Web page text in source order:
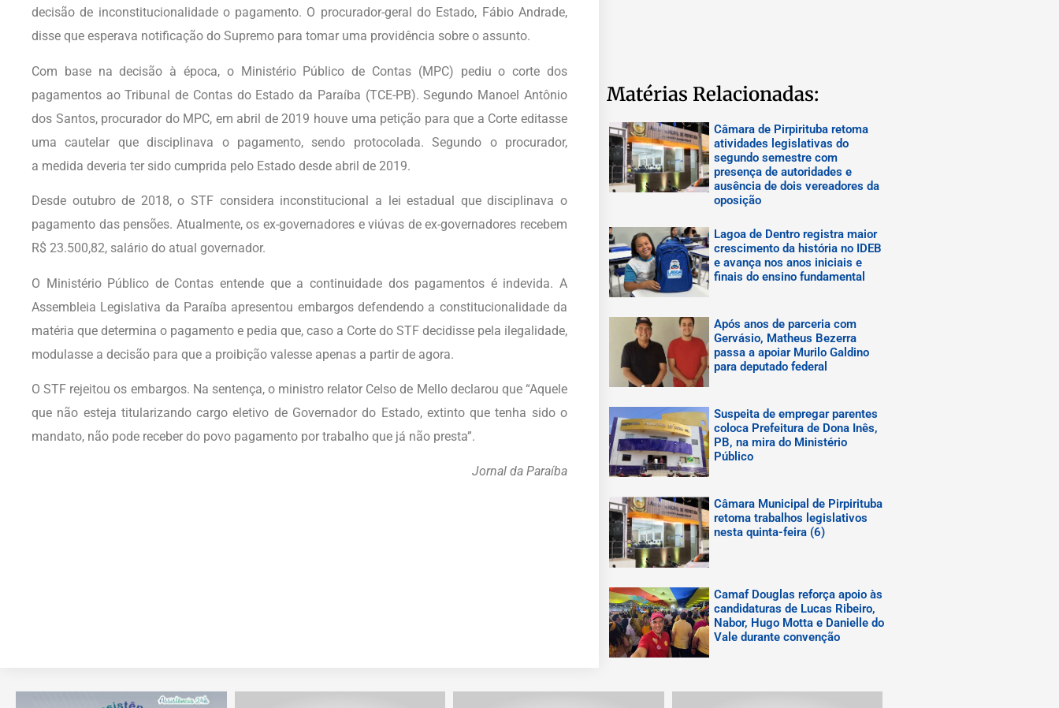
decisão de inconstitucionalidade o pagamento. O procurador-geral do Estado, Fábio Andrade,
disse que esperava notificação do Supremo para tomar uma providência sobre o assunto.
Com base na decisão à época, o Ministério Público de Contas (MPC) pediu o corte dos
pagamentos ao Tribunal de Contas do Estado da Paraíba (TCE-PB). Segundo Manoel Antônio
dos Santos, procurador do MPC, em abril de 2019 houve uma petição para que a Corte editasse
uma cautelar que disciplinava o pagamento, sendo protocolada. Segundo o procurador,
a medida deveria ter sido cumprida pelo Estado desde abril de 2019.
Desde outubro de 2018, o STF considera inconstitucional a lei estadual que disciplinava o
pagamento das pensões. Atualmente, os ex-governadores e viúvas de ex-governadores recebem
R$ 23.500,82, salário do atual governador.
O Ministério Público de Contas entende que a continuidade dos pagamentos é indevida. A
Assembleia Legislativa da Paraíba apresentou embargos defendendo a constitucionalidade da
matéria que determina o pagamento e pedia que, caso a Corte do STF decidisse pela ilegalidade,
modulasse a decisão para que a proibição valesse apenas a partir de agora.
O STF rejeitou os embargos. Na sentença, o ministro relator Celso de Mello declarou que “Aquele
que não esteja titularizando cargo eletivo de Governador do Estado, extinto que tenha sido o
mandato, não pode receber do povo pagamento por trabalho que já não presta”.
Jornal da Paraíba
Matérias Relacionadas:
Câmara de Pirpirituba retoma
atividades legislativas do
segundo semestre com
presença de autoridades e
ausência de dois vereadores da
oposição
Lagoa de Dentro registra maior
crescimento da história no IDEB
e avança nos anos iniciais e
finais do ensino fundamental
Após anos de parceria com
Gervásio, Matheus Bezerra
passa a apoiar Murilo Galdino
para deputado federal
Suspeita de empregar parentes
coloca Prefeitura de Dona Inês,
PB, na mira do Ministério
Público
Câmara Municipal de Pirpirituba
retoma trabalhos legislativos
nesta quinta-feira (6)
Camaf Douglas reforça apoio às
candidaturas de Lucas Ribeiro,
Nabor, Hugo Motta e Danielle do
Vale durante convenção